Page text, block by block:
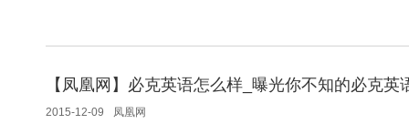
【凤凰网】必克英语怎么样_曝光你不知的必克英
2015-12-09 凤凰网